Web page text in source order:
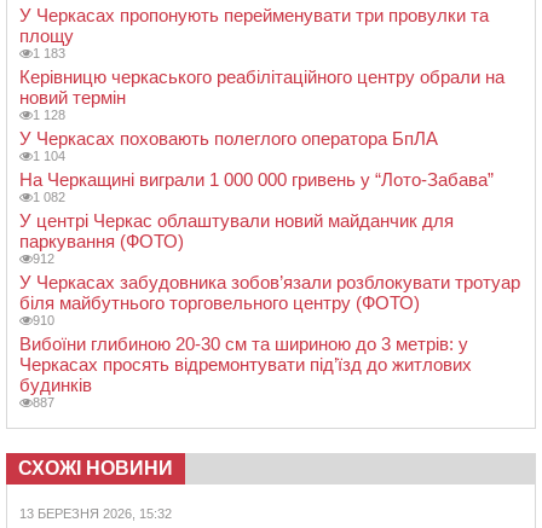
У Черкасах пропонують перейменувати три провулки та
площу
1 183
Керівницю черкаського реабілітаційного центру обрали на
новий термін
1 128
У Черкасах поховають полеглого оператора БпЛА
1 104
На Черкащині виграли 1 000 000 гривень у “Лото-Забава”
1 082
У центрі Черкас облаштували новий майданчик для
паркування (ФОТО)
912
У Черкасах забудовника зобов’язали розблокувати тротуар
біля майбутнього торговельного центру (ФОТО)
910
Вибоїни глибиною 20-30 см та шириною до 3 метрів: у
Черкасах просять відремонтувати під’їзд до житлових
будинків
887
СХОЖІ НОВИНИ
13 БЕРЕЗНЯ 2026, 15:32